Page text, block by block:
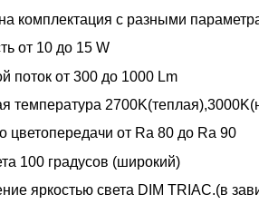
комплектация с разными
от 10 до 15 W
поток от 300 до 1000 Lm
температура
цветопередачи от Ra 80 до Ra 90
100 градусов (широкий)
яркостью света DIM TRIAC.(в